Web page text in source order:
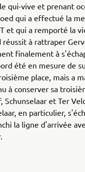
qui-vive et prenant
qui a effectué la
et qui a remporté la
à rattraper
finalement à
été en mesure de
place, mais a
à conserver sa
et Ter
en particulier,
la ligne d'arrivée